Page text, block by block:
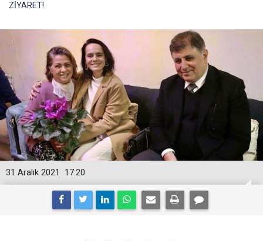
ZİYARET!
17:20
31 Aralık 2021